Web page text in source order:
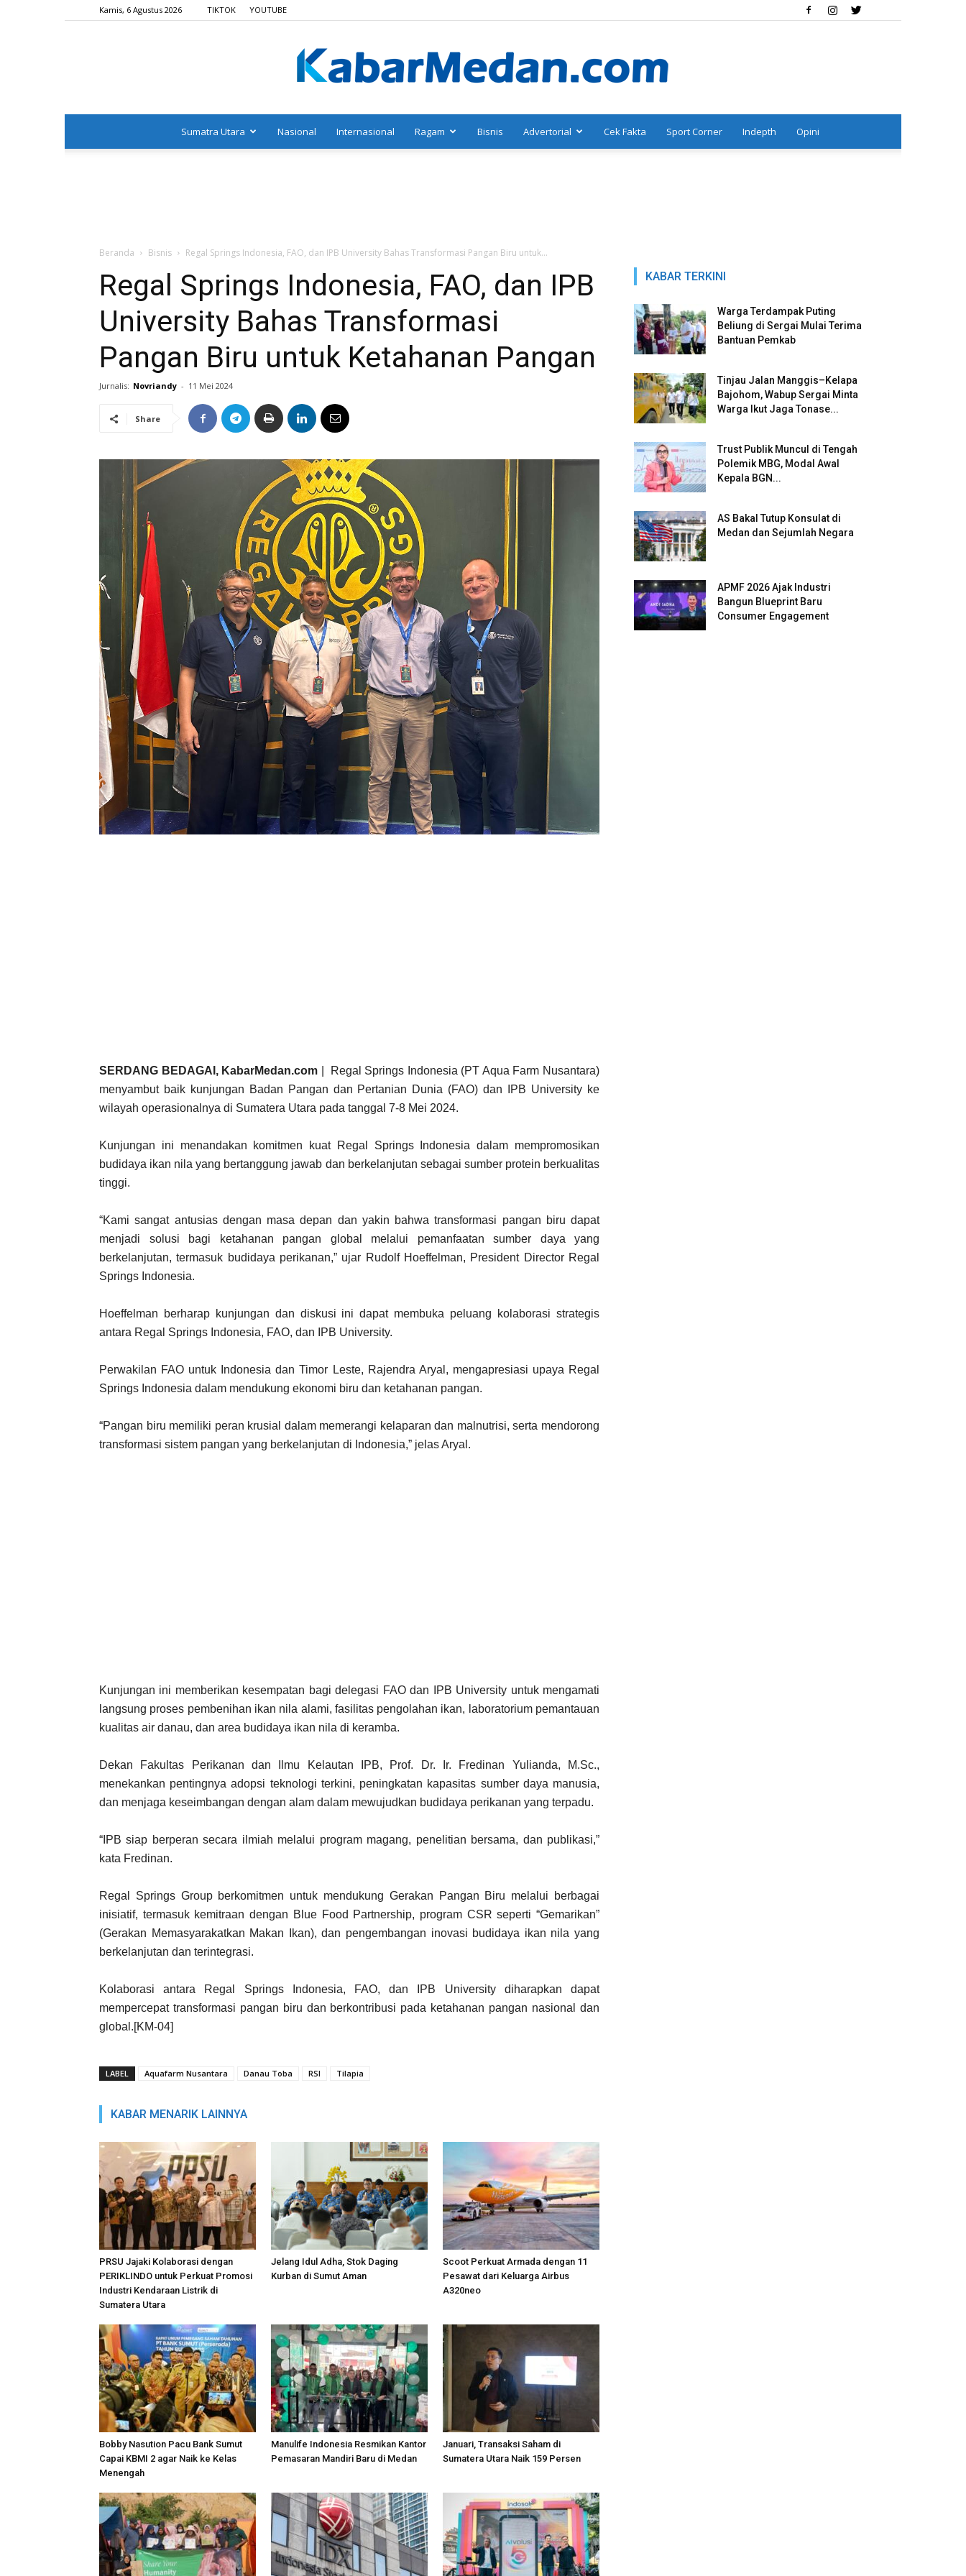
Kamis, 6 Agustus 2026 TIKTOK YOUTUBE
Sumatra Utara Nasional Internasional Ragam Bisnis Advertorial Cek Fakta Sport Corner Indepth Opini
Beranda Bisnis Regal Springs Indonesia, FAO, dan IPB University Bahas Transformasi Pangan Biru untuk...
Regal Springs Indonesia, FAO, dan IPB
University Bahas Transformasi
Pangan Biru untuk Ketahanan Pangan
Jurnalis: Novriandy - 11 Mei 2024
Share
SERDANG BEDAGAI, KabarMedan.com | Regal Springs Indonesia (PT Aqua Farm Nusantara)
menyambut baik kunjungan Badan Pangan dan Pertanian Dunia (FAO) dan IPB University ke
wilayah operasionalnya di Sumatera Utara pada tanggal 7-8 Mei 2024.
Kunjungan ini menandakan komitmen kuat Regal Springs Indonesia dalam mempromosikan
budidaya ikan nila yang bertanggung jawab dan berkelanjutan sebagai sumber protein berkualitas
tinggi.
“Kami sangat antusias dengan masa depan dan yakin bahwa transformasi pangan biru dapat
menjadi solusi bagi ketahanan pangan global melalui pemanfaatan sumber daya yang
berkelanjutan, termasuk budidaya perikanan,” ujar Rudolf Hoeffelman, President Director Regal
Springs Indonesia.
Hoeffelman berharap kunjungan dan diskusi ini dapat membuka peluang kolaborasi strategis
antara Regal Springs Indonesia, FAO, dan IPB University.
Perwakilan FAO untuk Indonesia dan Timor Leste, Rajendra Aryal, mengapresiasi upaya Regal
Springs Indonesia dalam mendukung ekonomi biru dan ketahanan pangan.
“Pangan biru memiliki peran krusial dalam memerangi kelaparan dan malnutrisi, serta mendorong
transformasi sistem pangan yang berkelanjutan di Indonesia,” jelas Aryal.
Kunjungan ini memberikan kesempatan bagi delegasi FAO dan IPB University untuk mengamati
langsung proses pembenihan ikan nila alami, fasilitas pengolahan ikan, laboratorium pemantauan
kualitas air danau, dan area budidaya ikan nila di keramba.
Dekan Fakultas Perikanan dan Ilmu Kelautan IPB, Prof. Dr. Ir. Fredinan Yulianda, M.Sc.,
menekankan pentingnya adopsi teknologi terkini, peningkatan kapasitas sumber daya manusia,
dan menjaga keseimbangan dengan alam dalam mewujudkan budidaya perikanan yang terpadu.
“IPB siap berperan secara ilmiah melalui program magang, penelitian bersama, dan publikasi,”
kata Fredinan.
Regal Springs Group berkomitmen untuk mendukung Gerakan Pangan Biru melalui berbagai
inisiatif, termasuk kemitraan dengan Blue Food Partnership, program CSR seperti “Gemarikan”
(Gerakan Memasyarakatkan Makan Ikan), dan pengembangan inovasi budidaya ikan nila yang
berkelanjutan dan terintegrasi.
Kolaborasi antara Regal Springs Indonesia, FAO, dan IPB University diharapkan dapat
mempercepat transformasi pangan biru dan berkontribusi pada ketahanan pangan nasional dan
global.[KM-04]
LABEL Aquafarm Nusantara Danau Toba RSI Tilapia
KABAR MENARIK LAINNYA
PRSU Jajaki Kolaborasi dengan
PERIKLINDO untuk Perkuat Promosi
Industri Kendaraan Listrik di
Sumatera Utara
Jelang Idul Adha, Stok Daging
Kurban di Sumut Aman
Scoot Perkuat Armada dengan 11
Pesawat dari Keluarga Airbus
A320neo
Bobby Nasution Pacu Bank Sumut
Capai KBMI 2 agar Naik ke Kelas
Menengah
Manulife Indonesia Resmikan Kantor
Pemasaran Mandiri Baru di Medan
Januari, Transaksi Saham di
Sumatera Utara Naik 159 Persen
KABAR TERKINI
Warga Terdampak Puting
Beliung di Sergai Mulai Terima
Bantuan Pemkab
Tinjau Jalan Manggis–Kelapa
Bajohom, Wabup Sergai Minta
Warga Ikut Jaga Tonase...
Trust Publik Muncul di Tengah
Polemik MBG, Modal Awal
Kepala BGN...
AS Bakal Tutup Konsulat di
Medan dan Sejumlah Negara
APMF 2026 Ajak Industri
Bangun Blueprint Baru
Consumer Engagement